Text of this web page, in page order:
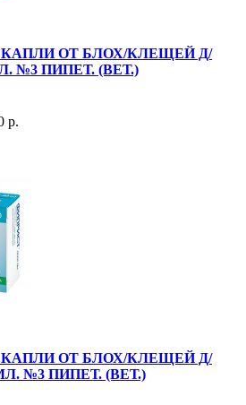
ОТ БЛОХ/КЛЕЩЕЙ Д/
№3 ПИПЕТ. (ВЕТ.)
р.
ОТ БЛОХ/КЛЕЩЕЙ Д/
№3 ПИПЕТ. (ВЕТ.)